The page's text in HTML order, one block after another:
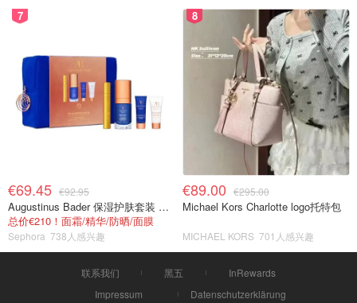
7
€69.45 €92.95
Augustinus Bader 保湿护肤套装 TFC8®
总价€210！面霜/精华/防晒/面膜
Sephora 738人感兴趣
8
€89.00 €295.00
Michael Kors Charlotte logo托特包
MICHAEL KORS 701人感兴趣
联系我们 黑五
InRewards
Impressum
Datenschutzerklärung